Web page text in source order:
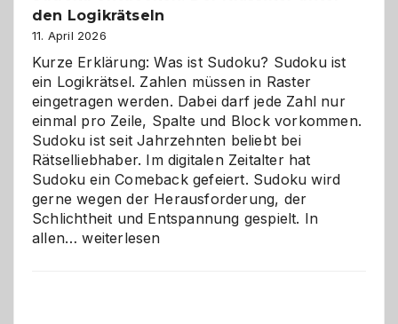
den Logikrätseln
11. April 2026
Kurze Erklärung: Was ist Sudoku? Sudoku ist
ein Logikrätsel. Zahlen müssen in Raster
eingetragen werden. Dabei darf jede Zahl nur
einmal pro Zeile, Spalte und Block vorkommen.
Sudoku ist seit Jahrzehnten beliebt bei
Rätselliebhaber. Im digitalen Zeitalter hat
Sudoku ein Comeback gefeiert. Sudoku wird
gerne wegen der Herausforderung, der
Schlichtheit und Entspannung gespielt. In
allen…Sudoku
weiterlesen